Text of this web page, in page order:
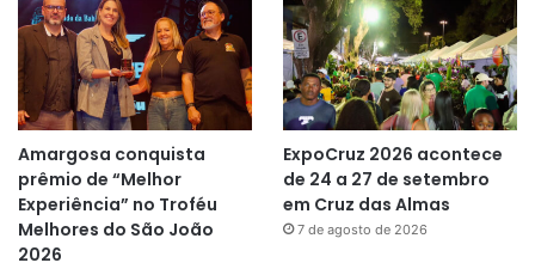
Amargosa conquista
prêmio de “Melhor
Experiência” no Troféu
Melhores do São João
2026
ExpoCruz 2026 acontece
de 24 a 27 de setembro
em Cruz das Almas
7 de agosto de 2026